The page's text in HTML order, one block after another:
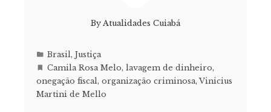
By Atualidades Cuiabá
Brasil, Justiça
Camila Rosa Melo, lavagem de dinheiro,
onegação fiscal, organização criminosa, Vinicius
Martini de Mello